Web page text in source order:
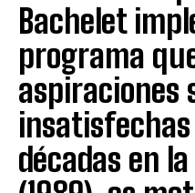
Bachelet
programa
aspiraciones
insatisfechas
décadas en